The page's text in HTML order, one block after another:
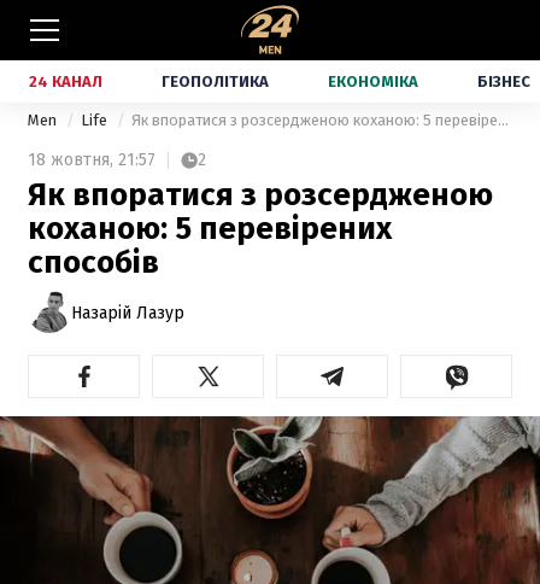
24 КАНАЛ ГЕОПОЛІТИКА ЕКОНОМІКА БІЗНЕС
Men Life Як впоратися з розсердженою коханою: 5 перевірених способів
18 жовтня, 21:57 2
Як впоратися з розсердженою
коханою: 5 перевірених
способів
Назарій Лазур